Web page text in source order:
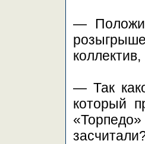
—
— Так
который